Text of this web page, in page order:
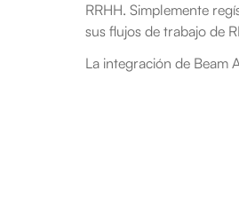
RRHH. Simplemente
sus flujos de trabajo de
La integración de Beam